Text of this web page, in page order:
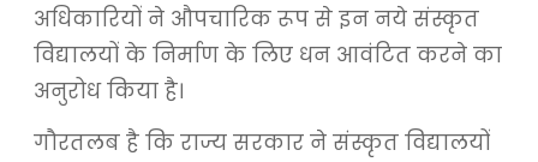
अधिकारियों ने औपचारिक रूप से इन नये संस्कृत
विद्यालयों के निर्माण के लिए धन आवंटित करने का
अनुरोध किया है।
गौरतलब है कि राज्य सरकार ने संस्कृत विद्यालयों